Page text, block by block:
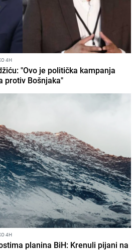
4H
"Ovo je politička kampanja
protiv Bošnjaka"
4H
planina BiH: Krenuli pijani na